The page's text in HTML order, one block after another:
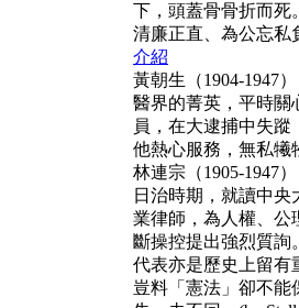
下，頭蓋骨骨折而死。
清廉正直、為公忘私
介紹
黃朝生（1904-1947）
醫界的菁英，平時關
員，在大逮捕中失蹤
他熱心服務，無私犧
林連宗（1905-1947）
日治時期，就讀中
業律師，為人權、公
斷操控提出強烈質詢
代表亦是歷史上留有
豈料「憲法」卻不能